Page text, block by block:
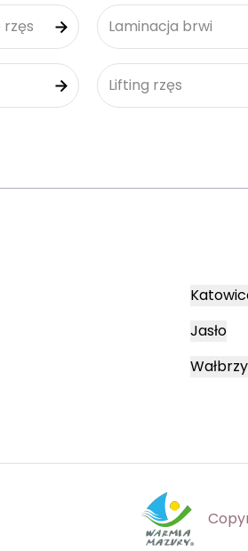
rzęs Laminacja brwi
Lifting rzęs
Jasło